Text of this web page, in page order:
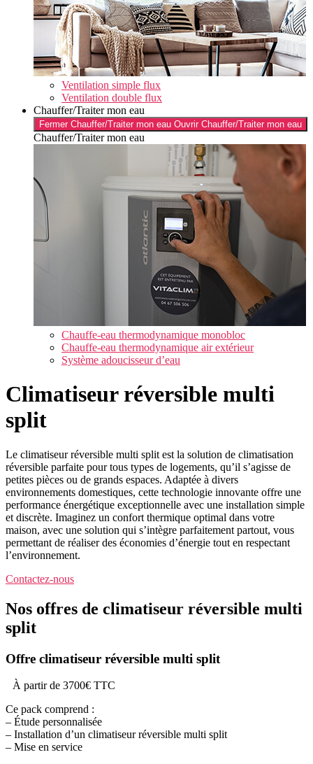
Ventilation simple flux
Ventilation double flux
Chauffer/Traiter mon eau
Fermer Chauffer/Traiter mon eau Ouvrir Chauffer/Traiter mon eau
Chauffer/Traiter mon eau
Chauffe-eau thermodynamique monobloc
Chauffe-eau thermodynamique air extérieur
Système adoucisseur d’eau
Climatiseur réversible multi
split
Le climatiseur réversible multi split est la solution de climatisation
réversible parfaite pour tous types de logements, qu’il s’agisse de
petites pièces ou de grands espaces. Adaptée à divers
environnements domestiques, cette technologie innovante offre une
performance énergétique exceptionnelle avec une installation simple
et discrète. Imaginez un confort thermique optimal dans votre
maison, avec une solution qui s’intègre parfaitement partout, vous
permettant de réaliser des économies d’énergie tout en respectant
l’environnement.
Contactez-nous
Nos offres de climatiseur réversible multi
split
Offre climatiseur réversible multi split
À partir de 3700€ TTC
Ce pack comprend :
– Étude personnalisée
– Installation d’un climatiseur réversible multi split
– Mise en service